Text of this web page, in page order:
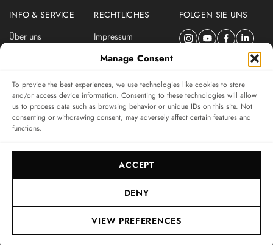
Manage Consent
To provide the best experiences, we use technologies like cookies to store
and/or access device information. Consenting to these technologies will allow
us to process data such as browsing behavior or unique IDs on this site. Not
consenting or withdrawing consent, may adversely affect certain features and
functions.
ACCEPT
DENY
VIEW PREFERENCES
INFO & SERVICE
Über uns
RECHTLICHES
Impressum
Datenschutzerklärung
FOLGEN SIE UNS
ABONNIEREN SIE DEN SWISSWATCHES NEWSLETTER
Das unabhängige Magazin für Uhren-Connaisseurs
SUBSCRIBE
© 2017-2026, SWISSWATCHES MEDIA GMBH